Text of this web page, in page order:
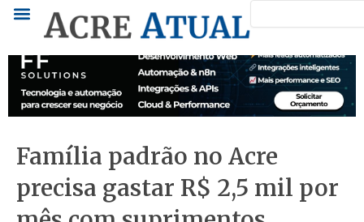
conteúdo
Família padrão no Acre
precisa gastar R$ 2,5 mil por